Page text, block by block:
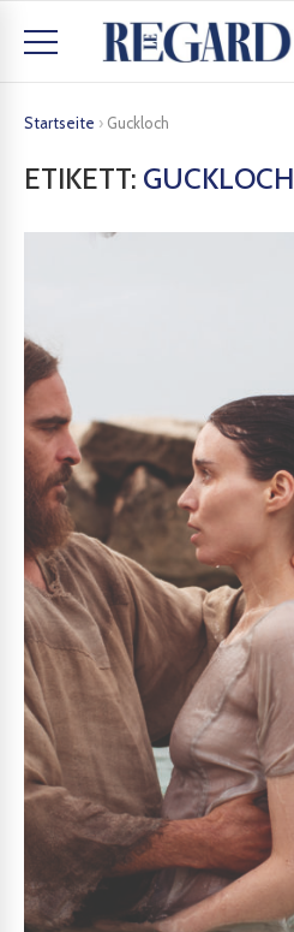
Startseite › Guckloch
ETIKETT: GUCKLOCH